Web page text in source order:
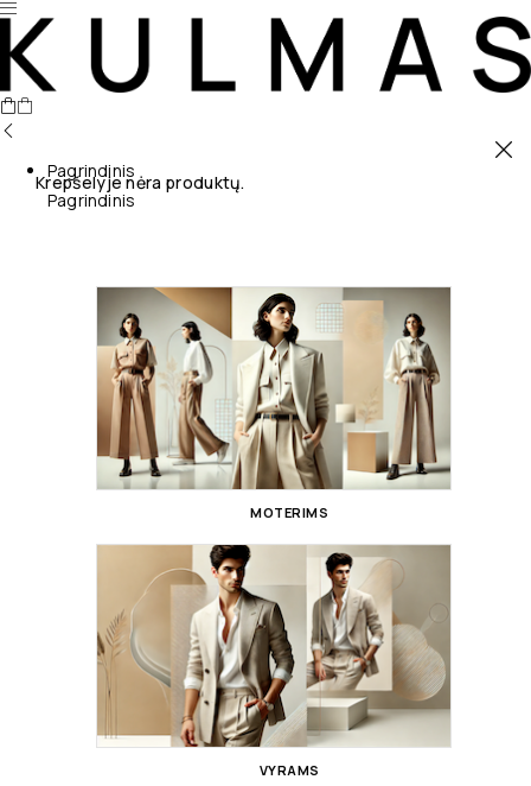
Krepšelyje nėra produktų.
Pagrindinis
Pagrindinis
MOTERIMS
VYRAMS